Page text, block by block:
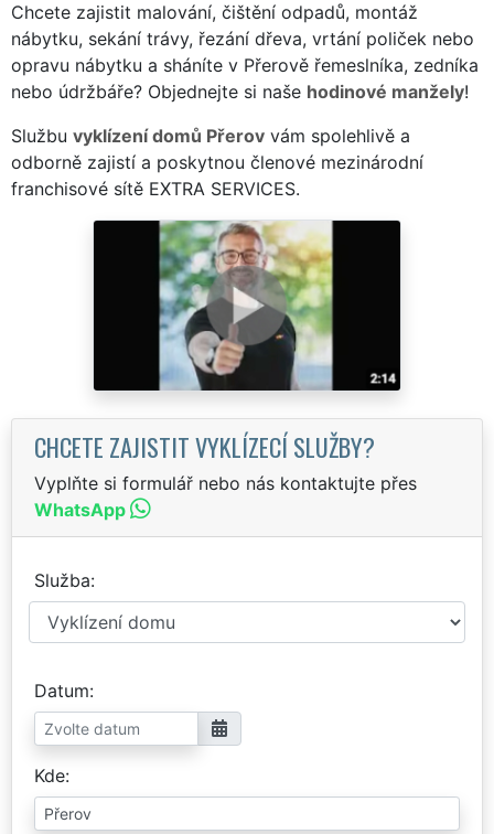
Chcete zajistit malování, čištění odpadů, montáž
nábytku, sekání trávy, řezání dřeva, vrtání poliček nebo
opravu nábytku a sháníte v Přerově řemeslníka, zedníka
nebo údržbáře? Objednejte si naše hodinové manžely!
Službu vyklízení domů Přerov vám spolehlivě a
odborně zajistí a poskytnou členové mezinárodní
franchisové sítě EXTRA SERVICES.
CHCETE ZAJISTIT VYKLÍZECÍ SLUŽBY?
Vyplňte si formulář nebo nás kontaktujte přes
WhatsApp
Služba
Datum
Kde